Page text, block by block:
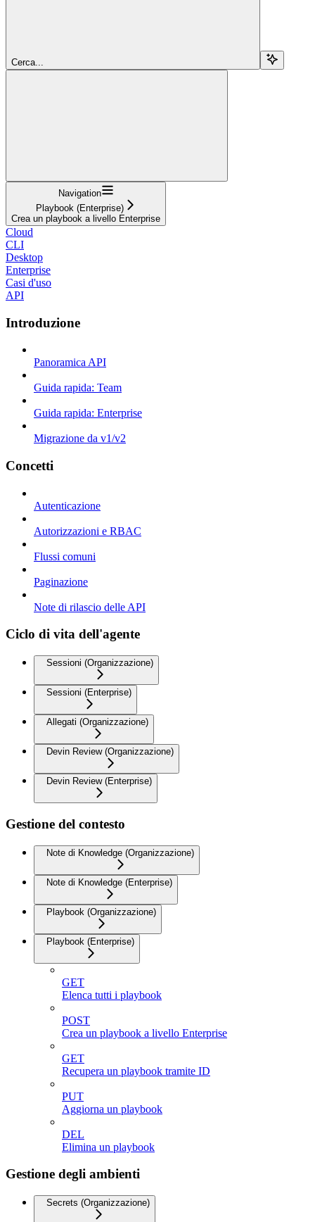
Cerca...
Navigation
Playbook (Enterprise)
Crea un playbook a livello Enterprise
Cloud
CLI
Desktop
Enterprise
Casi d'uso
API
Introduzione
Panoramica API
Guida rapida: Team
Guida rapida: Enterprise
Migrazione da v1/v2
Concetti
Autenticazione
Autorizzazioni e RBAC
Flussi comuni
Paginazione
Note di rilascio delle API
Ciclo di vita dell'agente
Sessioni (Organizzazione)
Sessioni (Enterprise)
Allegati (Organizzazione)
Devin Review (Organizzazione)
Devin Review (Enterprise)
Gestione del contesto
Note di Knowledge (Organizzazione)
Note di Knowledge (Enterprise)
Playbook (Organizzazione)
Playbook (Enterprise)
GET
Elenca tutti i playbook
POST
Crea un playbook a livello Enterprise
GET
Recupera un playbook tramite ID
PUT
Aggiorna un playbook
DEL
Elimina un playbook
Gestione degli ambienti
Secrets (Organizzazione)